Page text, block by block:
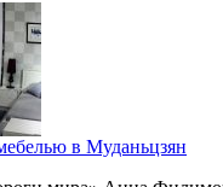
в Муданьцзян